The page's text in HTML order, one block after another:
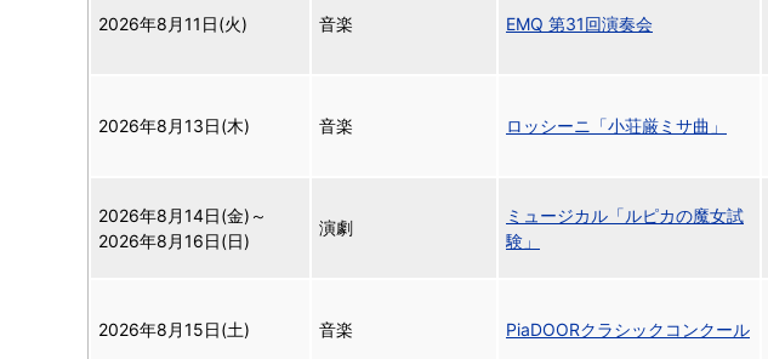
2026年8月11日(火) 音楽 EMQ 第31回演奏会
2026年8月13日(木) 音楽 ロッシーニ「小荘厳ミサ曲」
2026年8月14日(金) ～
2026年8月16日(日)
演劇
ミュージカル「ルピカの魔女試
験」
2026年8月15日(土) 音楽 PiaDOORクラシックコンクール